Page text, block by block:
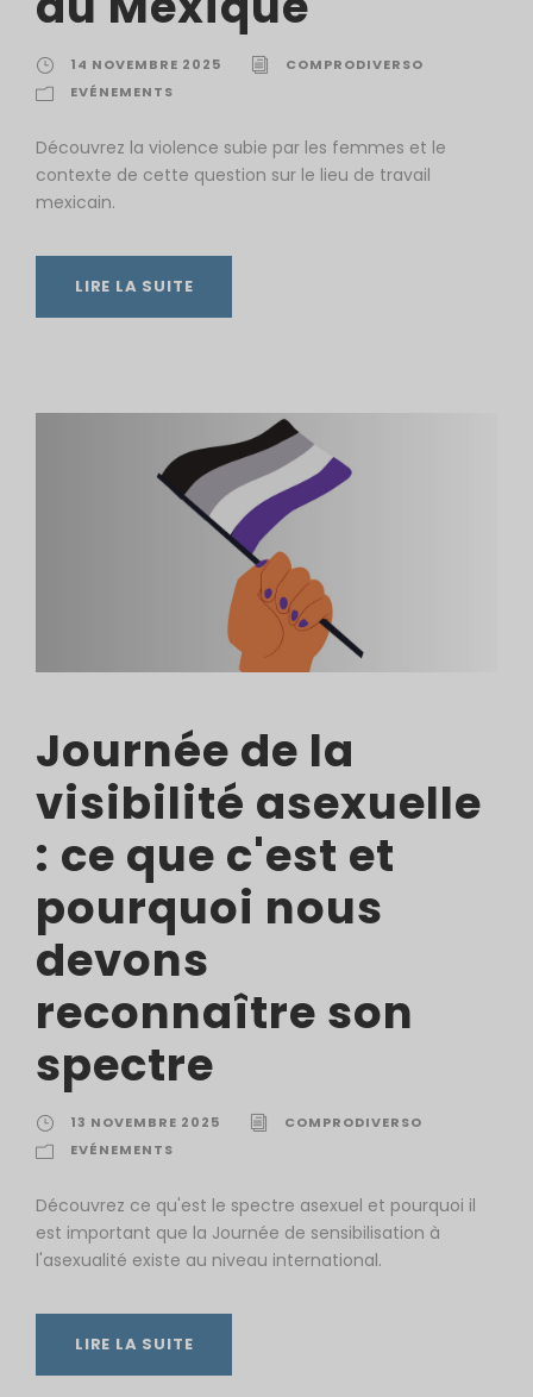
14 NOVEMBRE 2025
COMPRODIVERSO
EVÉNEMENTS
Découvrez la violence subie par les femmes et le
contexte de cette question sur le lieu de travail
mexicain.
LIRE LA SUITE
Journée de la
visibilité asexuelle
: ce que c'est et
pourquoi nous
devons
reconnaître son
spectre
13 NOVEMBRE 2025
COMPRODIVERSO
EVÉNEMENTS
Découvrez ce qu'est le spectre asexuel et pourquoi il
est important que la Journée de sensibilisation à
l'asexualité existe au niveau international.
LIRE LA SUITE